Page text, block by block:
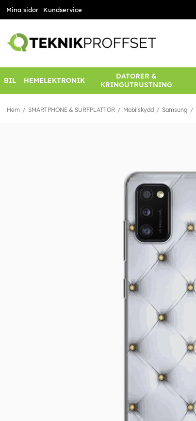
Mina sidor Kundservice
BIL HEMELEKTRONIK
DATORER &
KRINGUTRUSTNING
Hem SMARTPHONE & SURFPLATTOR Mobilskydd Samsung